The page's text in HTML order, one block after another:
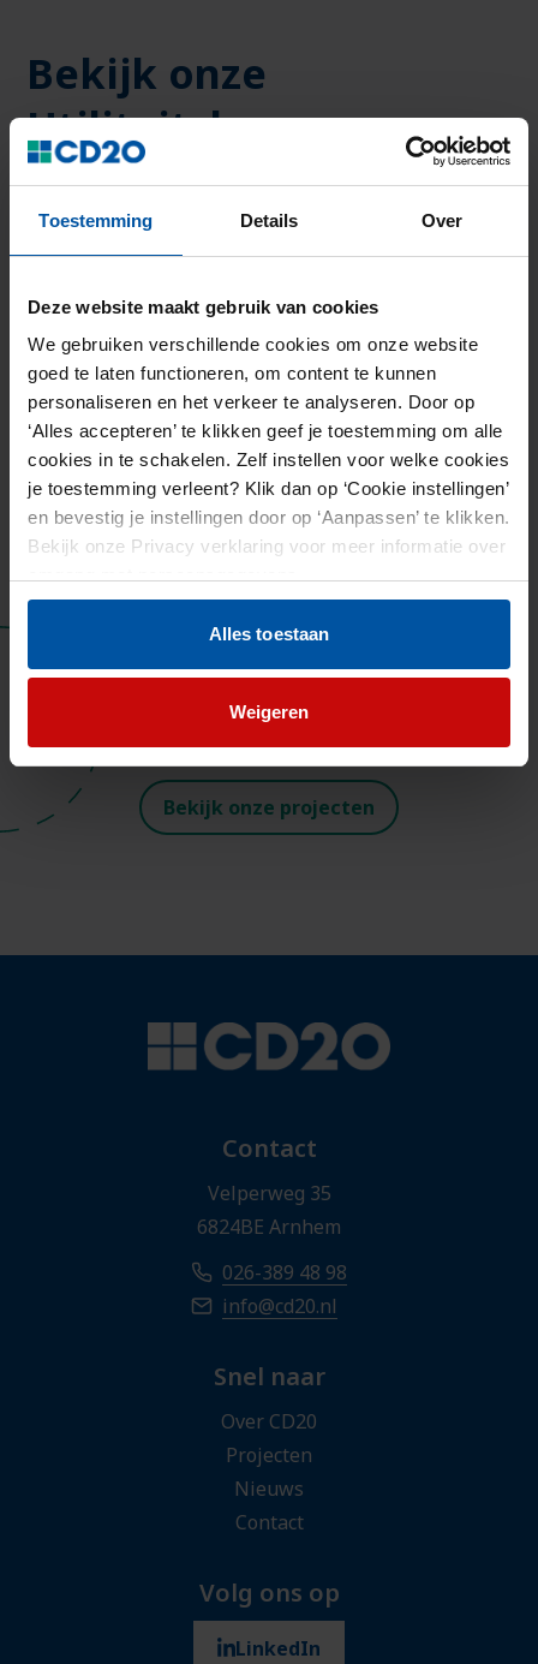
Toestemming Details Over
Deze website maakt gebruik van cookies
We gebruiken verschillende cookies om onze website
goed te laten functioneren, om content te kunnen
personaliseren en het verkeer te analyseren. Door op
‘Alles accepteren’ te klikken geef je toestemming om alle
cookies in te schakelen. Zelf instellen voor welke cookies
je toestemming verleent? Klik dan op ‘Cookie instellingen’
en bevestig je instellingen door op ‘Aanpassen’ te klikken.
Bekijk onze Privacy verklaring voor meer informatie over
Alles toestaan
Weigeren
Bekijk onze
Utiliteitsbouw
projecten
scholen 2023
IKC Droomhof Eygelshoven
zorg - 2021
ELV Nijverdal
Parking Ahold Amsterdam
Bekijk onze projecten
Snel naar
Over CD20
Projecten
Nieuws
Contact
Contact
Velperweg 35
6824BE Arnhem
026-389 48 98
info@cd20.nl
Volg ons op
LinkedIn